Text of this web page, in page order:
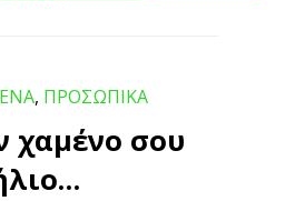
, ΠΡΟΣΩΠΙΚΑ
χαμένο σου